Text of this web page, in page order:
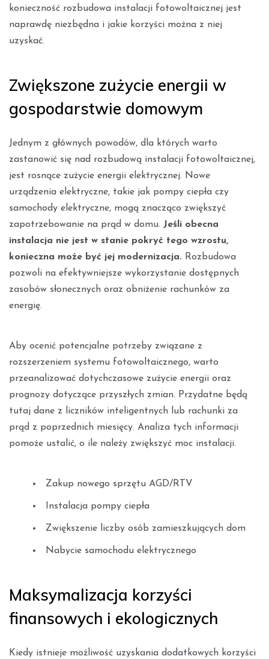
konieczność rozbudowa instalacji fotowoltaicznej jest
naprawdę niezbędna i jakie korzyści można z niej
uzyskać.
Zwiększone zużycie energii w
gospodarstwie domowym
Jednym z głównych powodów, dla których warto
zastanowić się nad rozbudową instalacji fotowoltaicznej,
jest rosnące zużycie energii elektrycznej. Nowe
urządzenia elektryczne, takie jak pompy ciepła czy
samochody elektryczne, mogą znacząco zwiększyć
zapotrzebowanie na prąd w domu. Jeśli obecna
instalacja nie jest w stanie pokryć tego wzrostu,
konieczna może być jej modernizacja. Rozbudowa
pozwoli na efektywniejsze wykorzystanie dostępnych
zasobów słonecznych oraz obniżenie rachunków za
energię.
Aby ocenić potencjalne potrzeby związane z
rozszerzeniem systemu fotowoltaicznego, warto
przeanalizować dotychczasowe zużycie energii oraz
prognozy dotyczące przyszłych zmian. Przydatne będą
tutaj dane z liczników inteligentnych lub rachunki za
prąd z poprzednich miesięcy. Analiza tych informacji
pomoże ustalić, o ile należy zwiększyć moc instalacji.
Zakup nowego sprzętu AGD/RTV
Instalacja pompy ciepła
Zwiększenie liczby osób zamieszkujących dom
Nabycie samochodu elektrycznego
Maksymalizacja korzyści
finansowych i ekologicznych
Kiedy istnieje możliwość uzyskania dodatkowych korzyści